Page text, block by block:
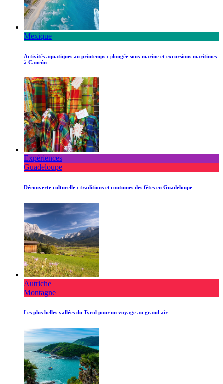
Mexique
Activités aquatiques au printemps : plongée sous-marine et excursions maritimes
à Cancún
Expériences
Guadeloupe
Découverte culturelle : traditions et coutumes des fêtes en Guadeloupe
Autriche
Montagne
Les plus belles vallées du Tyrol pour un voyage au grand air